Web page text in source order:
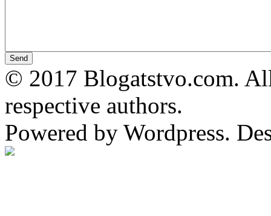
© 2017 Blogatstvo.com.
respective authors.
Powered by Wordpress.